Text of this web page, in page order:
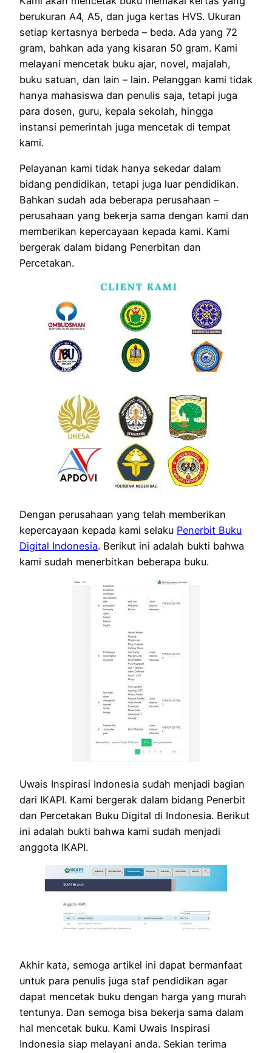
berukuran A4, A5, dan juga kertas HVS. Ukuran
setiap kertasnya berbeda – beda. Ada yang 72
gram, bahkan ada yang kisaran 50 gram. Kami
melayani mencetak buku ajar, novel, majalah,
buku satuan, dan lain – lain. Pelanggan kami tidak
hanya mahasiswa dan penulis saja, tetapi juga
para dosen, guru, kepala sekolah, hingga
instansi pemerintah juga mencetak di tempat
kami.
Pelayanan kami tidak hanya sekedar dalam
bidang pendidikan, tetapi juga luar pendidikan.
Bahkan sudah ada beberapa perusahaan –
perusahaan yang bekerja sama dengan kami dan
memberikan kepercayaan kepada kami. Kami
bergerak dalam bidang Penerbitan dan
Percetakan.
Dengan perusahaan yang telah memberikan
kepercayaan kepada kami selaku Penerbit Buku
Digital Indonesia. Berikut ini adalah bukti bahwa
kami sudah menerbitkan beberapa buku.
Uwais Inspirasi Indonesia sudah menjadi bagian
dari IKAPI. Kami bergerak dalam bidang Penerbit
dan Percetakan Buku Digital di Indonesia. Berikut
ini adalah bukti bahwa kami sudah menjadi
anggota IKAPI.
Akhir kata, semoga artikel ini dapat bermanfaat
untuk para penulis juga staf pendidikan agar
dapat mencetak buku dengan harga yang murah
tentunya. Dan semoga bisa bekerja sama dalam
hal mencetak buku. Kami Uwais Inspirasi
Indonesia siap melayani anda. Sekian terima